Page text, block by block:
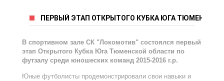
ПЕРВЫЙ ЭТАП ОТКРЫТОГО КУБКА ЮГА
В спортивном зале СК "Локомотив" состоялся первый
этап Открытого Кубка Юга Тюменской области по
футзалу среди юношеских команд 2015-2016 г.р.
Юные футболисты продемонстрировали свои навыки и